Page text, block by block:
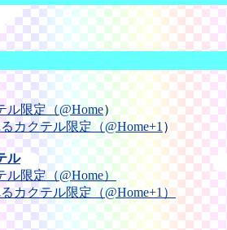
ル限定（@Home）
カクテル限定（@Home+1）
ル
ル限定（@Home）
カクテル限定（@Home+1）